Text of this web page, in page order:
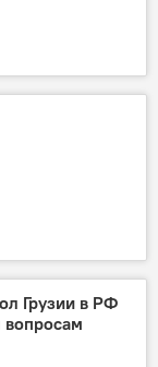
Грузии в РФ